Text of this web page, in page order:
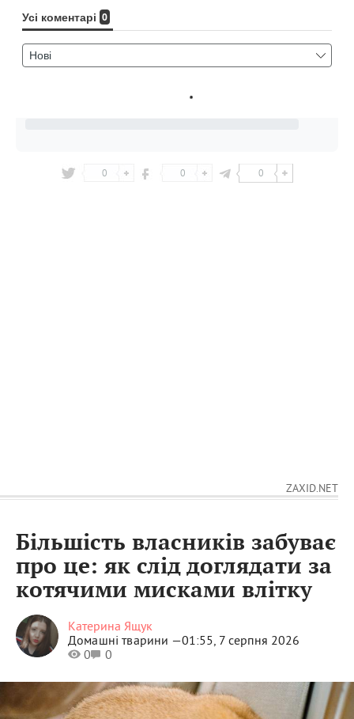
Більшість власників забуває
про це: як слід доглядати за
котячими мисками влітку
Домашні тварини —
0
0